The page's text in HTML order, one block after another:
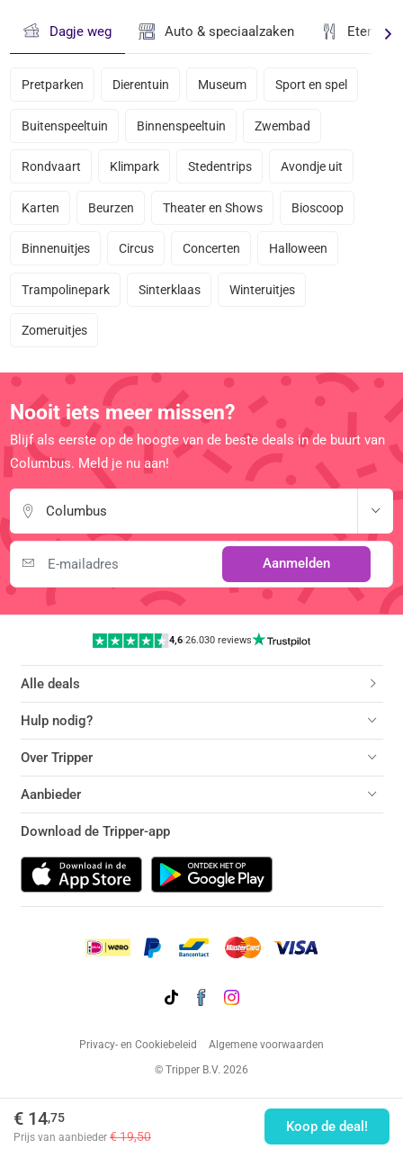
€ 14,75
Prijs van aanbieder € 19,50
Koop de deal!
Dagje weg Auto & speciaalzaken Eten &
Pretparken Dierentuin Museum Sport en spel
Buitenspeeltuin Binnenspeeltuin Zwembad
Rondvaart Klimpark Stedentrips Avondje uit
Karten Beurzen Theater en Shows Bioscoop
Binnenuitjes Circus Concerten Halloween
Trampolinepark Sinterklaas Winteruitjes
Zomeruitjes
Nooit iets meer missen?
Blijf als eerste op de hoogte van de beste deals in de buurt van
Columbus. Meld je nu aan!
Columbus
Aanmelden
4,6 |26.030 reviews
Alle deals
Hulp nodig?
Over Tripper
Aanbieder
Download de Tripper-app
Privacy- en Cookiebeleid
Algemene voorwaarden
© Tripper B.V. 2026